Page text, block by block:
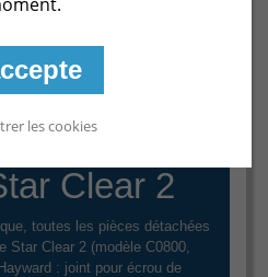
pour
Clear 2
toutes les pièces détachées
Star Clear 2 (modèle C0800,
: joint pour écrou de
les cookies